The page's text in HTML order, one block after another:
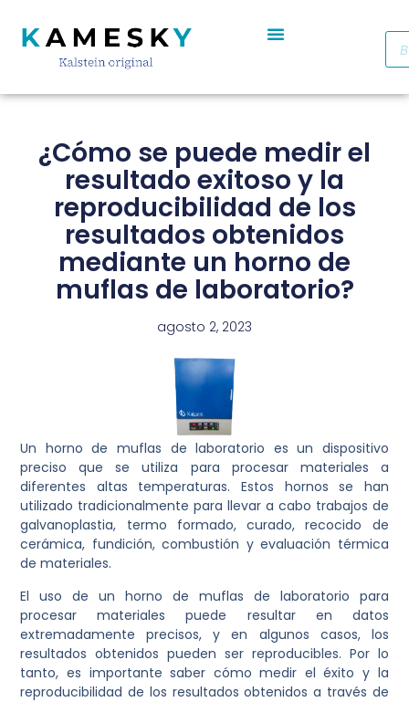
¿Cómo se puede medir el
resultado exitoso y la
reproducibilidad de los
resultados obtenidos
mediante un horno de
muflas de laboratorio?
agosto 2, 2023
Un horno de muflas de laboratorio es un dispositivo
preciso que se utiliza para procesar materiales a
diferentes altas temperaturas. Estos hornos se han
utilizado tradicionalmente para llevar a cabo trabajos de
galvanoplastia, termo formado, curado, recocido de
cerámica, fundición, combustión y evaluación térmica
de materiales.
El uso de un horno de muflas de laboratorio para
procesar materiales puede resultar en datos
extremadamente precisos, y en algunos casos, los
resultados obtenidos pueden ser reproducibles. Por lo
tanto, es importante saber cómo medir el éxito y la
reproducibilidad de los resultados obtenidos a través de